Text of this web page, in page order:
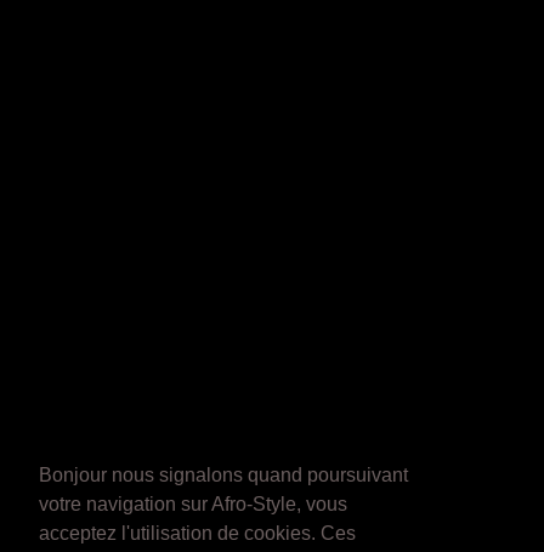
Bonjour nous signalons quand poursuivant
votre navigation sur Afro-Style, vous
acceptez l'utilisation de cookies. Ces